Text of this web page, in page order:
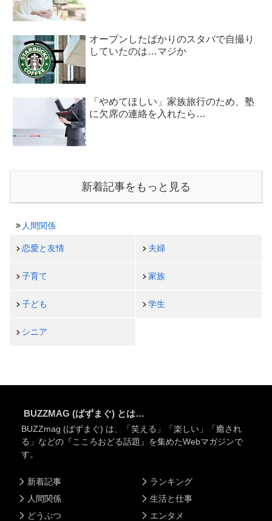
オープンしたばかりのスタバで自撮り
していたのは…マジか
「やめてほしい」家族旅行のため、塾
に欠席の連絡を入れたら…
新着記事をもっと見る
人間関係
恋愛と友情 夫婦
子育て 家族
子ども 学生
シニア
BUZZMAG (ばずまぐ) とは…
BUZZmag (ばずまぐ) は、「笑える」「楽しい」「癒され
る」などの『こころおどる話題』を集めたWebマガジンで
す。
新着記事
人間関係
どうぶつ
ランキング
生活と仕事
エンタメ